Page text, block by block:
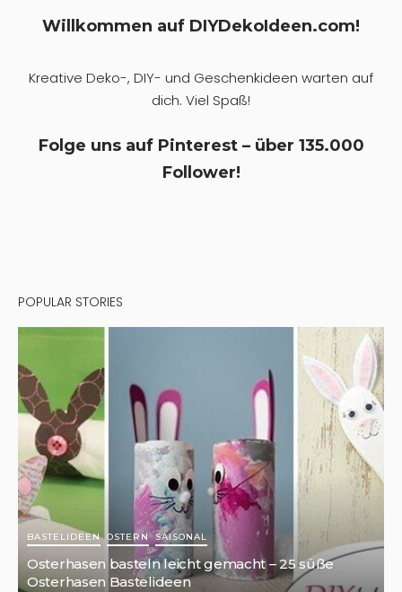
Willkommen auf DIYDekoIdeen.com!
Kreative Deko-, DIY- und Geschenkideen warten auf
dich. Viel Spaß!
Folge uns auf Pinterest – über 135.000
Follower!
POPULAR STORIES
BASTELIDEEN OSTERN SAISONAL
Osterhasen basteln leicht gemacht – 25 süße
Osterhasen Bastelideen